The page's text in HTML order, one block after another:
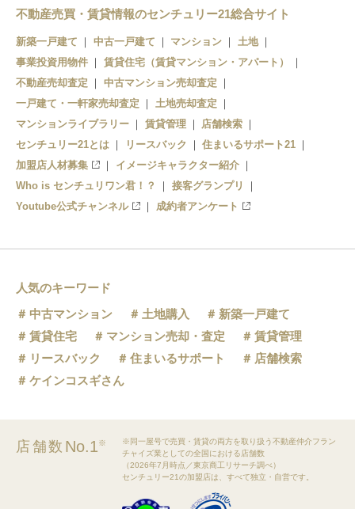
不動産売買・賃貸情報のセンチュリー21総合サイト
新築一戸建て 中古一戸建て マンション
土地
事業投資用物件
賃貸住宅（賃貸マンション・アパート）
不動産売却査定
中古マンション売却査定
一戸建て・一軒家売却査定
土地売却査定
マンションライブラリー
賃貸管理
店舗検索
センチュリー21とは
リースバック
住まいるサポート21
加盟店人材募集
イメージキャラクター紹介
Who is センチュリワン君！？
接客グランプリ
Youtube公式チャンネル
成約者アンケート
人気のキーワード
中古マンション
土地購入
新築一戸建て
賃貸住宅
マンション売却・査定
賃貸管理
リースバック
住まいるサポート
店舗検索
ケインコスギさん
店舗数 No.1※
※同一屋号で売買・賃貸の両方を取り扱う不動産仲介フラン
チャイズ業としての全国における店舗数
（2026年7月時点／東京商工リサーチ調べ）
センチュリー21の加盟店は、すべて独立・自営です。